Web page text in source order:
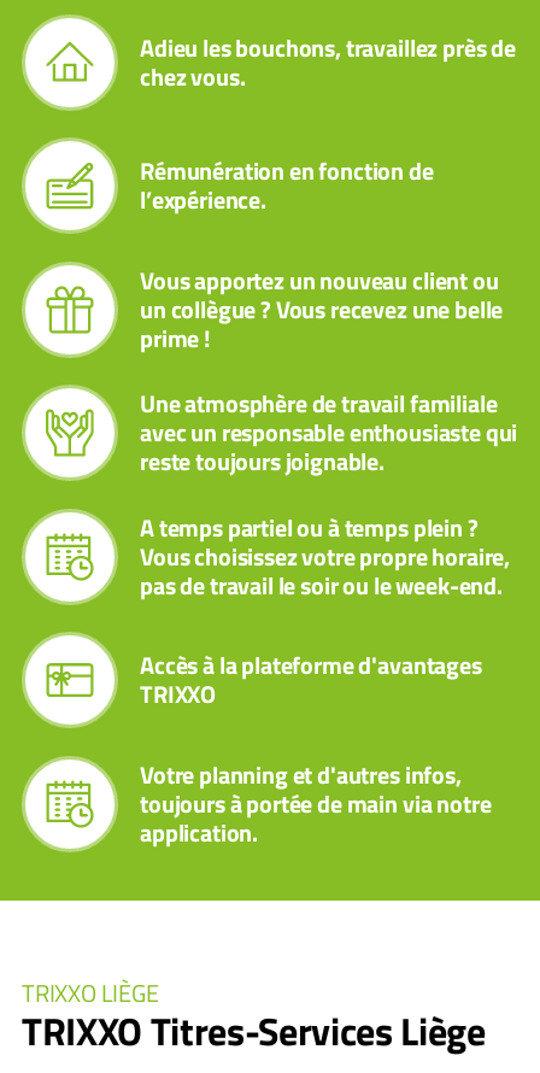
Adieu les bouchons, travaillez près de
chez vous.
Rémunération en fonction de
l’expérience.
Vous apportez un nouveau client ou
un collègue ? Vous recevez une belle
prime !
Une atmosphère de travail familiale
avec un responsable enthousiaste qui
reste toujours joignable.
A temps partiel ou à temps plein ?
Vous choisissez votre propre horaire,
pas de travail le soir ou le week-end.
Accès à la plateforme d'avantages
TRIXXO
Votre planning et d'autres infos,
toujours à portée de main via notre
application.
TRIXXO LIÈGE
TRIXXO Titres-Services Liège